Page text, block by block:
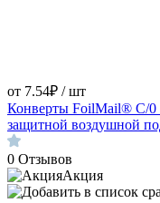
от 7.54₽ / шт
Конверты FoilMail® С/0
защитной воздушной
0 Отзывов
Акция